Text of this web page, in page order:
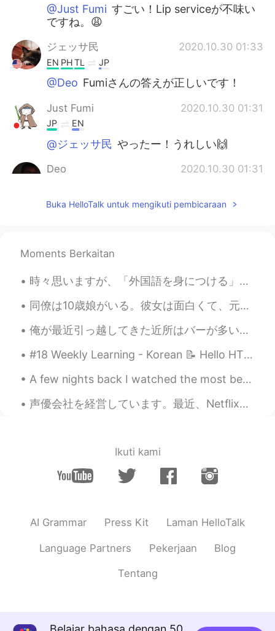
@Just Fumi すごい！Lip serviceが不味い
ですね。😩
ジェッサ民 2020.10.30 01:33
EN PHTL JP
@Deo Fumiさんの答えが正しいです！
Just Fumi 2020.10.30 01:31
JP EN
@ジェッサ民 やったー！うれしい🙌
Deo 2020.10.30 01:31
何かな？
ENPH TL JP
@Just Fumi 正解です！🤩
hiro 2020.10.30 01:29
hello jess😀
Just Fumi
なんだろう…🤔 lip service?
Buka HelloTalk untuk mengikuti pembicaraan
Moments Berkaitan
時々思いますが、「外国語を身につける」とはある意味で「新しい自分を創り上げる」ことではないでしょうか。新しい言語を勉強し始めるとき、我々は母語で思いついた「言いたいこと」をそのまま直訳することが...
同僚は10歳娘がいる。彼女は面白くて、元気で、優しい。時々事務所に来る。私たちはいつも楽しんで、笑って、遊んで、バカなことをする！お互いに好き！🤗🤗🤗 彼女は僕の絵を書いた！😂 なんでそう思う...
俺が最近引っ越してきた近所はバーが多いから便利だと最初は思ったけど、もう少し検証したら水商売ばっかりだってことに気づいて、最悪に思うようになった。柄悪くて最悪。 そんなことも一目で分からない俺が...
#18 Weekly Learning - Korean 📝 Hello HT friends 😄, Welcome to my weekly learning of 🇰🇷🇯🇵🇷🇺 ❓ Q...
A few nights back I watched the most beautiful sunset from a plane leaving Salt Lake City, Utah -...
声優会社を経営しています。最近、Netflixと取引しました。これで念願の チャリティーが始められます。しかし、国は非協力的です。チャリティー を始めるのは難しく、弁護士さえ私と話したがらないで...
Ikuti kami
AI Grammar Press Kit Laman HelloTalk
Language Partners Pekerjaan Blog
Tentang